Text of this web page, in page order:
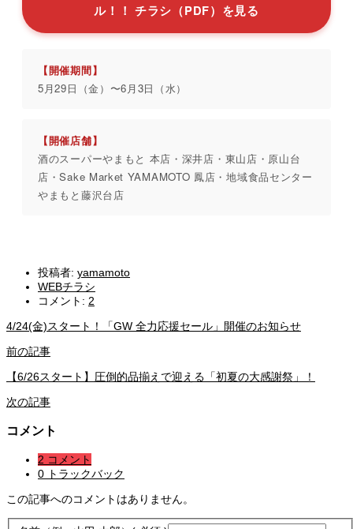
ル！！ チラシ（PDF）を見る
【開催期間】
5月29日（金）〜6月3日（水）
【開催店舗】
酒のスーパーやまもと 本店・深井店・東山店・原山台
店・Sake Market YAMAMOTO 鳳店・地域食品センター
やまもと藤沢台店
投稿者: yamamoto
WEBチラシ
コメント: 2
4/24(金)スタート！「GW 全力応援セール」開催のお知らせ
前の記事
【6/26スタート】圧倒的品揃えで迎える「初夏の大感謝祭」！
次の記事
コメント
2 コメント
0 トラックバック
この記事へのコメントはありません。